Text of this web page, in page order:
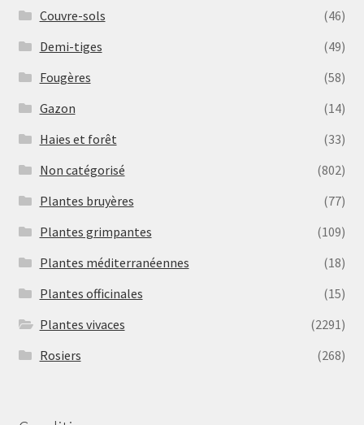
Couvre-sols
(46)
Demi-tiges
(49)
Fougères
(58)
Gazon
(14)
Haies et forêt
(33)
Non catégorisé
(802)
Plantes bruyères
(77)
Plantes grimpantes
(109)
Plantes méditerranéennes
(18)
Plantes officinales
(15)
Plantes vivaces
(2291)
Rosiers
(268)